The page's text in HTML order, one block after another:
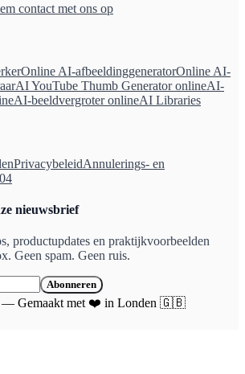
contact met ons op
Online AI-afbeeldinggeneratorOnline AI-
AI YouTube Thumb Generator onlineAI-
AI-beeldvergroter onlineAI Libraries
PrivacybeleidAnnulerings- en
nieuwsbrief
productupdates en praktijkvoorbeelden
Geen spam. Geen ruis.
Abonneren
— Gemaakt met ❤️ in Londen 🇬🇧